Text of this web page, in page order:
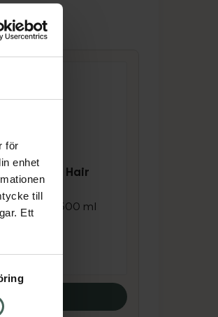
för
enhet
till
Ett
i omdöme
Hair Care Hair
hårspray 300 ml
134 kr